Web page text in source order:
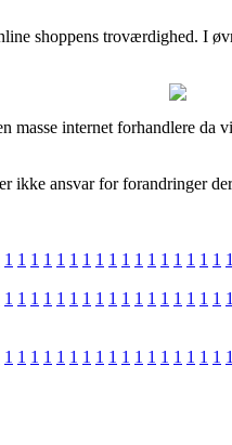
shoppens troværdighed. I
masse internet forhandlere
ansvar for forandringer
1 1 1 1 1 1 1 1 1 1 1 1 1 1 1 1 1 1
1 1 1 1 1 1 1 1 1 1 1 1 1 1 1 1 1 1
1 1 1 1 1 1 1 1 1 1 1 1 1 1 1 1 1 1